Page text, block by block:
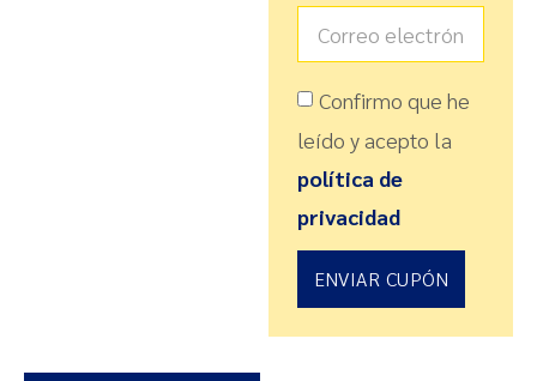
Confirmo que he
leído y acepto la
política de
privacidad
ENVIAR CUPÓN